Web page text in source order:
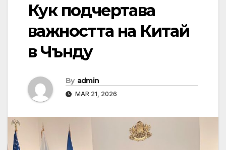
Кук подчертава
важността на Китай
в Чънду
By admin
MAR 21, 2026